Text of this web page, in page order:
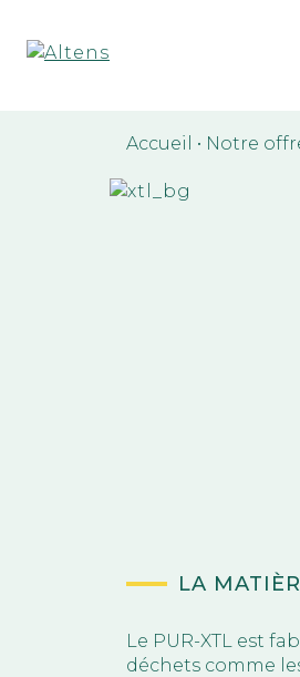
Accueil • Notre
LA
Le PUR-XTL est
déchets comme